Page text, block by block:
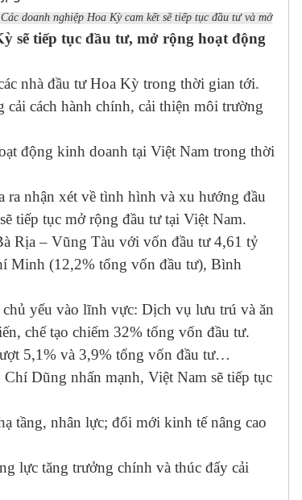
doanh nghiệp Hoa Kỳ cam kết sẽ tiếp tục đầu tư và mở
sẽ tiếp tục đầu tư, mở rộng hoạt động
nhà đầu tư Hoa Kỳ trong thời gian tới.
cách hành chính, cải thiện môi trường
động kinh doanh tại Việt Nam trong thời
ra nhận xét về tình hình và xu hướng đầu
tiếp tục mở rộng đầu tư tại Việt Nam.
Rịa – Vũng Tàu với vốn đầu tư 4,61 tỷ
Minh (12,2% tổng vốn đầu tư), Bình
yếu vào lĩnh vực: Dịch vụ lưu trú và ăn
chế tạo chiếm 32% tổng vốn đầu tư.
5,1% và 3,9% tổng vốn đầu tư…
Dũng nhấn mạnh, Việt Nam sẽ tiếp tục
tầng, nhân lực; đổi mới kinh tế nâng cao
lực tăng trưởng chính và thúc đẩy cải